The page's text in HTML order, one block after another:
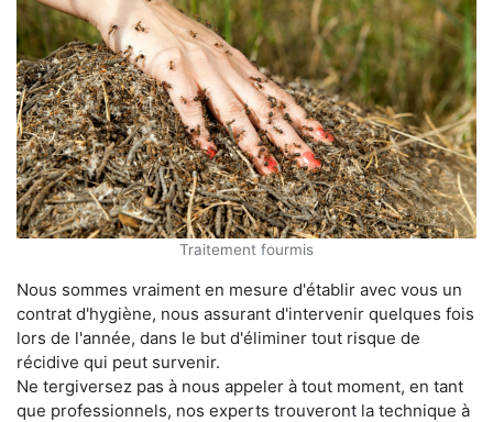
Traitement fourmis
Nous sommes vraiment en mesure d'établir avec vous un
contrat d'hygiène, nous assurant d'intervenir quelques fois
lors de l'année, dans le but d'éliminer tout risque de
récidive qui peut survenir.
Ne tergiversez pas à nous appeler à tout moment, en tant
que professionnels, nos experts trouveront la technique à